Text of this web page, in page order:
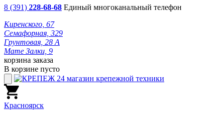
8 (391) 228-68-68 Единый многоканальный телефон
Киренского, 67
Семафорная, 329
Грунтовая, 28 А
Мате Залки, 9
корзина заказа
В корзине пусто
Красноярск